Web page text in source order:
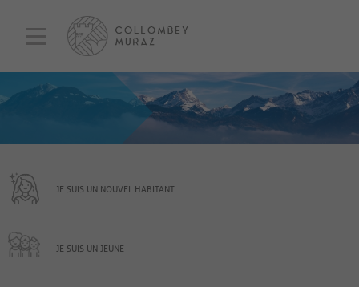
JE SUIS UN NOUVEL HABITANT
JE SUIS UN JEUNE